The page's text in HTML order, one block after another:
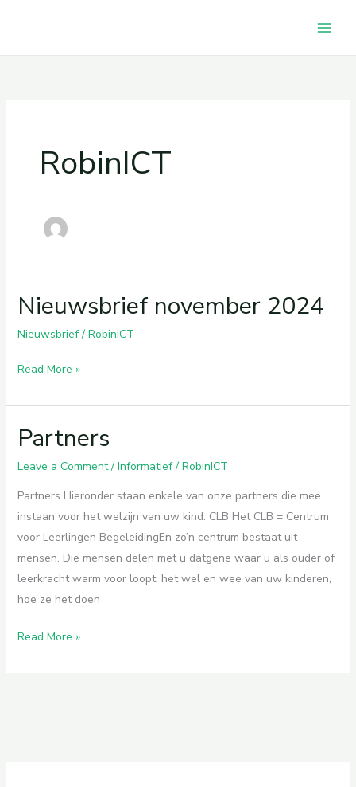
RobinICT
Nieuwsbrief november 2024
Nieuwsbrief/ RobinICT
Nieuwsbrief
2024
Read More »
Partners
Leave a Comment / Informatief/ RobinICT
Partners Hieronder staan enkele van onze partners die mee
instaan voor het welzijn van uw kind. CLB Het CLB = Centrum
voor Leerlingen BegeleidingEn zo’n centrum bestaat uit
mensen. Die mensen delen met u datgene waar u als ouder of
leerkracht warm voor loopt: het wel en wee van uw kinderen,
hoe ze het doen
Partners
Read More »